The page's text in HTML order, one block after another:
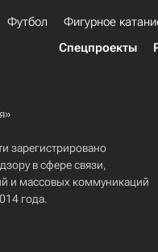
Футбол Фигурное
Спецпроекты
зарегистрировано
в сфере связи,
и массовых коммуникаций
года.